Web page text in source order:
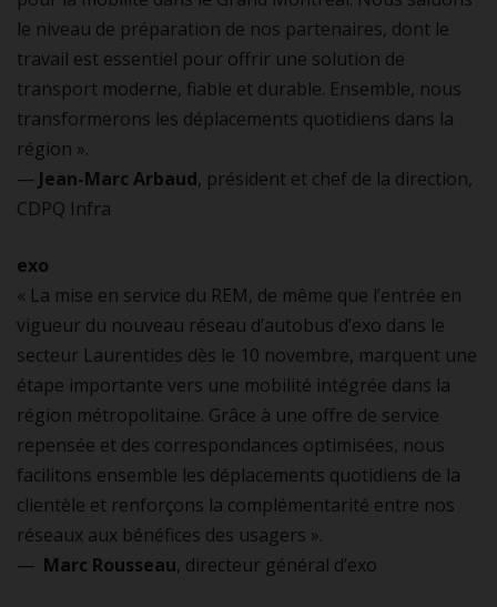
le niveau de préparation de nos partenaires, dont le
travail est essentiel pour offrir une solution de
transport moderne, fiable et durable. Ensemble, nous
transformerons les déplacements quotidiens dans la
région ».
— Jean-Marc Arbaud, président et chef de la direction,
CDPQ Infra
exo
« La mise en service du REM, de même que l’entrée en
vigueur du nouveau réseau d’autobus d’exo dans le
secteur Laurentides dès le 10 novembre, marquent une
étape importante vers une mobilité intégrée dans la
région métropolitaine. Grâce à une offre de service
repensée et des correspondances optimisées, nous
facilitons ensemble les déplacements quotidiens de la
clientèle et renforçons la complémentarité entre nos
réseaux aux bénéfices des usagers ».
— Marc Rousseau, directeur général d’exo